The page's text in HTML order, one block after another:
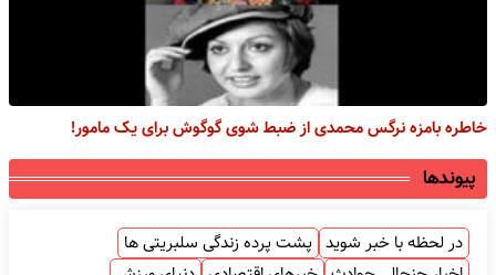
خاطره بامزه نرگس محمدی از ضبط شوی گوگوش برای یک مامور!
پیوندها
در لحظه با خبر شوید پشت پرده زندگی سلبریتی ها